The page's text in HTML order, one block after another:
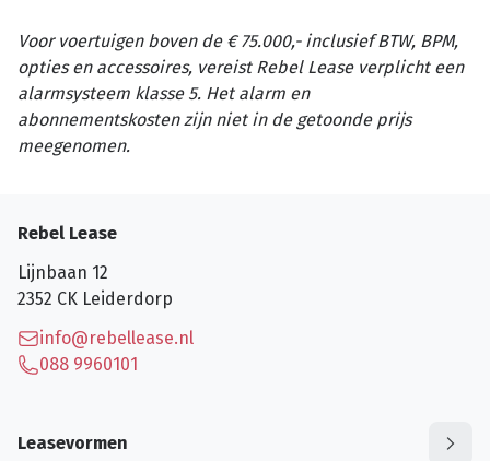
Voor voertuigen boven de € 75.000,- inclusief BTW, BPM,
opties en accessoires, vereist Rebel Lease verplicht een
alarmsysteem klasse 5. Het alarm en
abonnementskosten zijn niet in de getoonde prijs
meegenomen.
Rebel Lease
Lijnbaan 12
2352 CK Leiderdorp
info@rebellease.nl
088 9960101
Leasevormen